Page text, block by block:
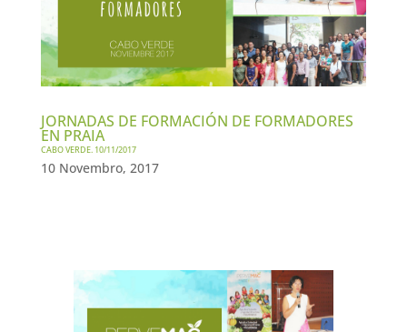
JORNADAS DE FORMACIÓN DE FORMADORES
EN PRAIA
CABO VERDE. 10/11/2017
10 Novembro, 2017